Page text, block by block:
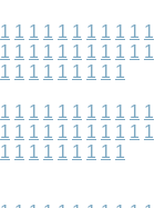
1 1 1 1 1 1 1 1 1 1 1
1 1 1 1 1 1 1 1 1 1 1
1 1 1 1 1 1 1 1 1
1 1 1 1 1 1 1 1 1 1 1
1 1 1 1 1 1 1 1 1 1 1
1 1 1 1 1 1 1 1 1